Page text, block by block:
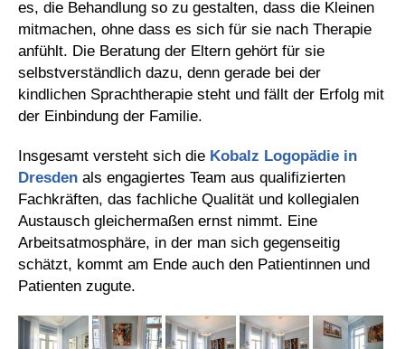
es, die Behandlung so zu gestalten, dass die Kleinen
mitmachen, ohne dass es sich für sie nach Therapie
anfühlt. Die Beratung der Eltern gehört für sie
selbstverständlich dazu, denn gerade bei der
kindlichen Sprachtherapie steht und fällt der Erfolg mit
der Einbindung der Familie.
Insgesamt versteht sich die Kobalz Logopädie in
Dresden als engagiertes Team aus qualifizierten
Fachkräften, das fachliche Qualität und kollegialen
Austausch gleichermaßen ernst nimmt. Eine
Arbeitsatmosphäre, in der man sich gegenseitig
schätzt, kommt am Ende auch den Patientinnen und
Patienten zugute.